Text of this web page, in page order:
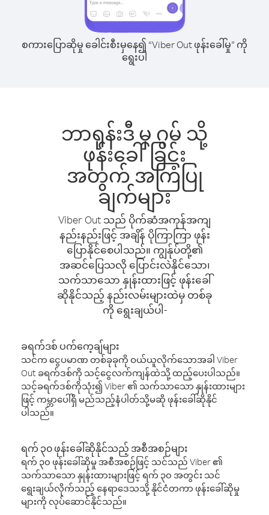
စကားပြောဆိုမှု ခေါင်းစီးမှနေ၍ “Viber Out ဖုန်းခေါ်မှု” ကို
ရွေးပါ
ဘာရုန်းဒီ မှ ဂွမ် သို့
ဖုန်းခေါ်ခြင်း
အတွက် အကြံပြု
ချက်များ
Viber Out သည် ပိုက်ဆံအကုန်အကျ
နည်းနည်းဖြင့် အချိန် ပိုကြာကြာ ဖုန်း
ပြောနိုင်စေပါသည်။ ကျွန်ုပ်တို့၏
အဆင်ပြေသလို ပြောင်းလဲနိုင်သော၊
သက်သာသော နှုန်းထားဖြင့် ဖုန်းခေါ်
ဆိုနိုင်သည့် နည်းလမ်းများထဲမှ တစ်ခု
ကို ရွေးချယ်ပါ-
ခရက်ဒစ် ပက်ကေ့ချ်များ
သင်က ငွေပမာဏ တစ်ခုခုကို ဝယ်ယူလိုက်သောအခါ Viber
Out ခရက်ဒစ်ကို သင့်ငွေလက်ကျန်ထဲသို့ ထည့်ပေးပါသည်။
သင့်ခရက်ဒစ်ကိုသုံး၍ Viber ၏ သက်သာသော နှုန်းထားများ
ဖြင့် ကမ္ဘာပေါ်ရှိ မည်သည့်နံပါတ်သို့မဆို ဖုန်းခေါ်ဆိုနိုင်
ပါသည်။
ရက် ၃၀ ဖုန်းခေါ်ဆိုနိုင်သည့် အစီအစဉ်များ
ရက် ၃၀ ဖုန်းခေါ်ဆိုမှု အစီအစဉ်ဖြင့် သင်သည် Viber ၏
သက်သာသော နှုန်းထားများဖြင့် ရက် ၃၀ အတွင်း သင်
ရွေးချယ်လိုက်သည့် နေရာဒေသသို့ နိုင်ငံတကာ ဖုန်းခေါ်ဆိုမှု
များကို လုပ်ဆောင်နိုင်သည်။